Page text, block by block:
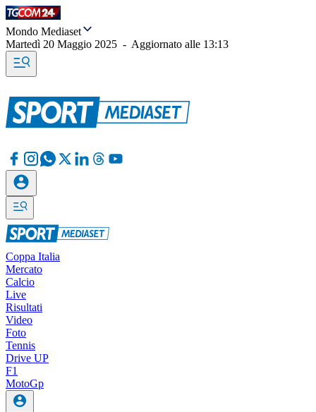
Mondo Mediaset
Martedì 20 Maggio 2025 - Aggiornato alle 13:13
Coppa Italia
Mercato
Calcio
Live
Risultati
Video
Foto
Tennis
Drive UP
F1
MotoGp